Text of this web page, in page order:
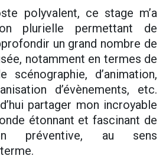
polyvalent, ce stage m’a
plurielle permettant de
un grand nombre de
notamment en termes de
scénographie, d’animation,
d’évènements, etc.
partager mon incroyable
étonnant et fascinant de
préventive, au sens